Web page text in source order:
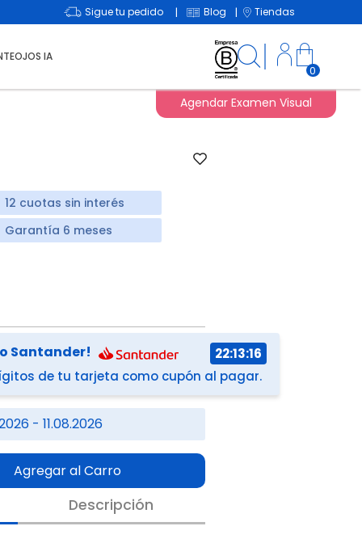
Sigue tu pedido | Blog | Tiendas
IA
0
Agendar Examen Visual
12 cuotas sin interés
Garantía 6 meses
22:13:15
Santander!
de tu tarjeta como cupón al pagar.
- 11.08.2026
Agregar al Carro
Descripción